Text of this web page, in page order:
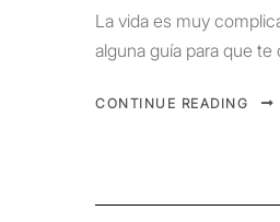
La vida es muy
alguna guía para que
CONTINUE READING